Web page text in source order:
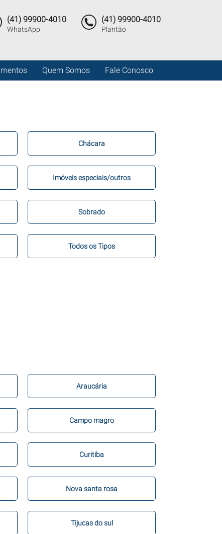
(41) 99900-4010
WhatsApp
(41) 99900-4010
Plantão
Quem Somos Fale Conosco
Chácara
Imóveis especiais/outros
Sobrado
Todos os Tipos
Araucária
Campo magro
Curitiba
Nova santa rosa
Tijucas do sul